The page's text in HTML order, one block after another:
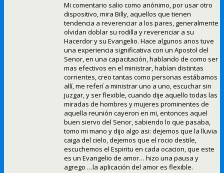
Mi comentario salio como anónimo, por usar otro
dispositivo, mira Billy, aquellos que tienen
tendencia a reverenciar a los pares, generalmente
olvidan doblar su rodilla y reverenciar a su
Hacerdor y su Evangelio. Hace algunos anos tuve
una experiencia significativa con un Apostol del
Senor, en una capacitación, hablando de como ser
mas efectivos en el ministrar, habían distintas
corrientes, creo tantas como personas estábamos
allí, me referí a ministrar uno a uno, escuchar sin
juzgar, y ser flexible, cuando dije aquello todas las
miradas de hombres y mujeres prominentes de
aquella reunión cayeron en mi, entonces aquel
buen siervo del Senor, sabiendo lo que pasaba,
tomo mi mano y dijo algo asi: dejemos que la lluvia
caiga del cielo, dejemos que el rocio destile,
escuchemos el Espiritu en cada ocacion, que este
es un Evangelio de amor… hizo una pausa y
agrego …la aplicación del amor es flexible.